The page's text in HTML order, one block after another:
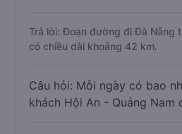
Trả lời: Đoạn đường đi Đà Nẵng
có chiều dài khoảng 42 km.
Câu hỏi: Mỗi ngày có bao
khách Hội An - Quảng Nam